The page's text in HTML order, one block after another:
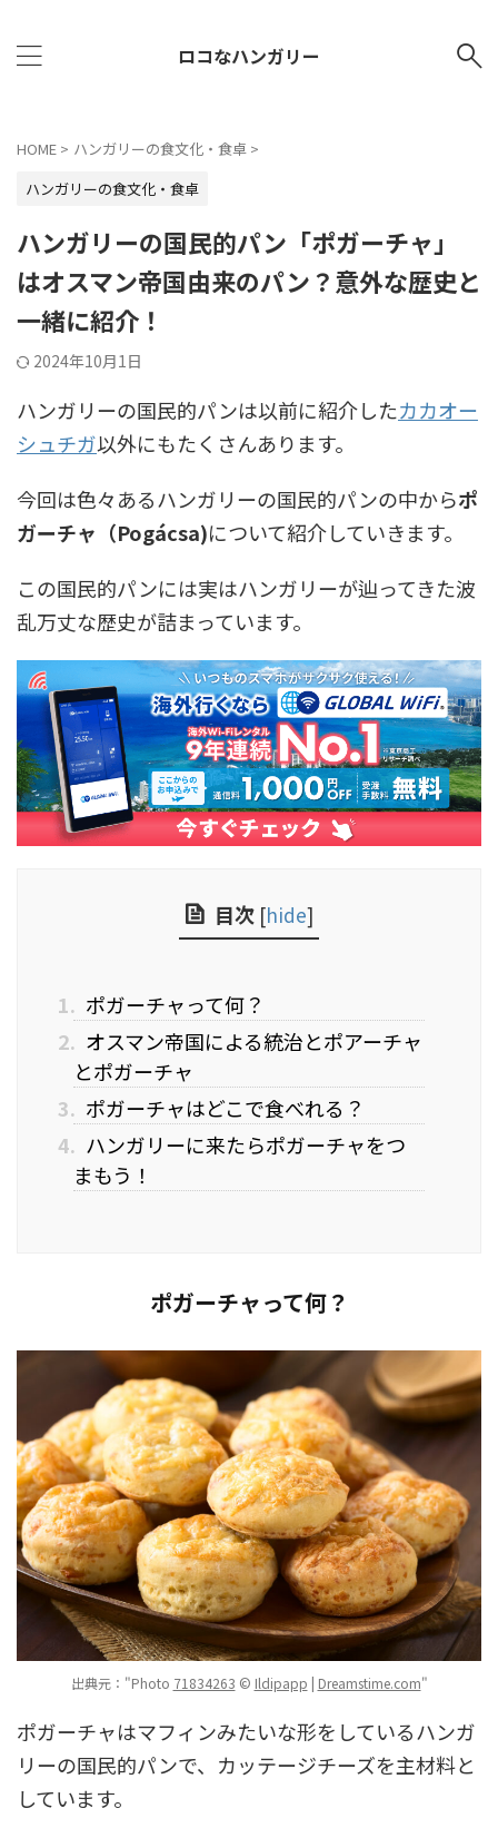
ロコなハンガリー
HOME > ハンガリーの食文化・食卓 >
ハンガリーの食文化・食卓
ハンガリーの国民的パン「ポガーチャ」
はオスマン帝国由来のパン？意外な歴史と
一緒に紹介！
2024年10月1日
ハンガリーの国民的パンは以前に紹介したカカオー
シュチガ以外にもたくさんあります。
今回は色々あるハンガリーの国民的パンの中からポ
ガーチャ（Pogácsa)について紹介していきます。
この国民的パンには実はハンガリーが辿ってきた波
乱万丈な歴史が詰まっています。
目次 [hide]
1. ポガーチャって何？
2. オスマン帝国による統治とポアーチャ
とポガーチャ
3. ポガーチャはどこで食べれる？
4. ハンガリーに来たらポガーチャをつ
まもう！
ポガーチャって何？
出典元："Photo 71834263 © Ildipapp | Dreamstime.com"
ポガーチャはマフィンみたいな形をしているハンガ
リーの国民的パンで、カッテージチーズを主材料と
しています。